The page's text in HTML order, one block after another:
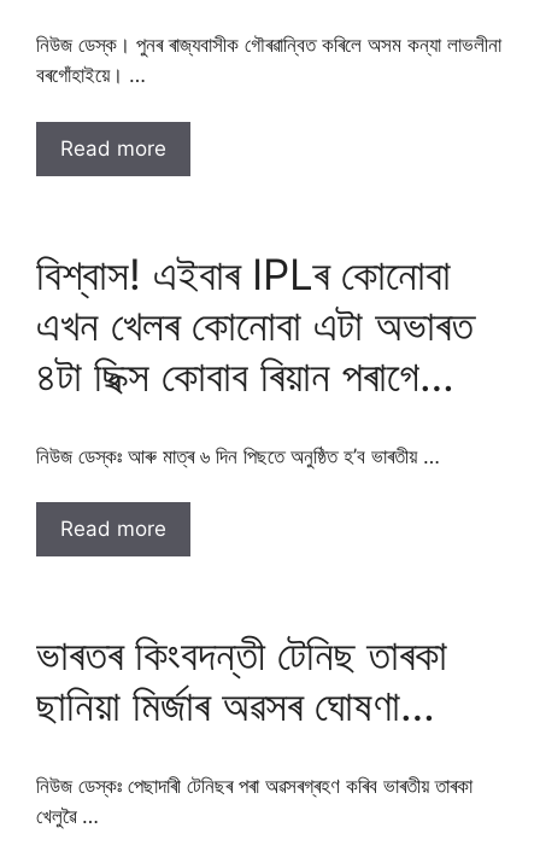
নিউজ ডেস্ক। পুনৰ ৰাজ্যবাসীক গৌৰৱান্বিত কৰিলে অসম কন্যা লাভলীনা
বৰগােঁহাইয়ে। …
Read more
বিশ্বাস! এইবাৰ IPLৰ কোনোবা
এখন খেলৰ কোনোবা এটা অভাৰত
৪টা ছিক্স কোবাব ৰিয়ান পৰাগে…
নিউজ ডেস্কঃ আৰু মাত্ৰ ৬ দিন পিছতে অনুষ্ঠিত হ’ব ভাৰতীয় …
Read more
ভাৰতৰ কিংবদন্তী টেনিছ তাৰকা
ছানিয়া মিৰ্জাৰ অৱসৰ ঘোষণা…
নিউজ ডেস্কঃ পেছাদাৰী টেনিছৰ পৰা অৱসৰগ্ৰহণ কৰিব ভাৰতীয় তাৰকা
খেলুৱৈ …